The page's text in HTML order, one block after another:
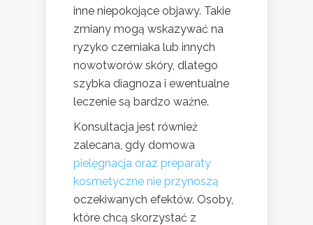
inne niepokojące objawy. Takie
zmiany mogą wskazywać na
ryzyko czerniaka lub innych
nowotworów skóry, dlatego
szybka diagnoza i ewentualne
leczenie są bardzo ważne.
Konsultacja jest również
zalecana, gdy domowa
pielęgnacja oraz preparaty
kosmetyczne nie przynoszą
oczekiwanych efektów. Osoby,
które chcą skorzystać z